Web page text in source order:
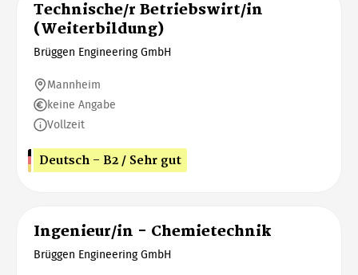
Technische/r Betriebswirt/in
(Weiterbildung)
Brüggen Engineering GmbH
Mannheim
keine Angabe
Vollzeit
Deutsch - B2 / Sehr gut
Ingenieur/in - Chemietechnik
Brüggen Engineering GmbH